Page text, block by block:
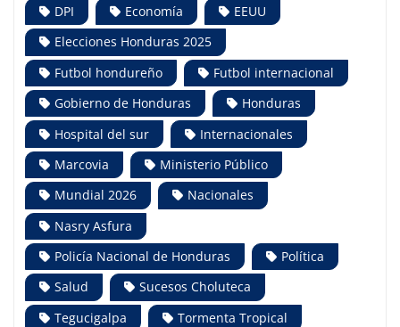
DPI
Economía
EEUU
Elecciones Honduras 2025
Futbol hondureño
Futbol internacional
Gobierno de Honduras
Honduras
Hospital del sur
Internacionales
Marcovia
Ministerio Público
Mundial 2026
Nacionales
Nasry Asfura
Policía Nacional de Honduras
Política
Salud
Sucesos Choluteca
Tegucigalpa
Tormenta Tropical